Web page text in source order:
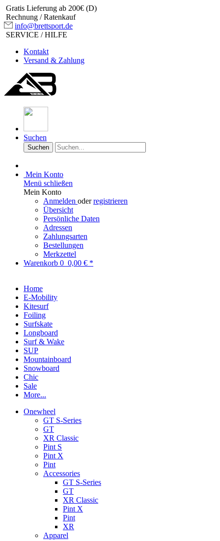
Gratis Lieferung ab 200€ (D)
Rechnung / Ratenkauf
info@brettsport.de
SERVICE / HILFE
Kontakt
Versand & Zahlung
Suchen
Suchen
Mein Konto
Menü schließen
Mein Konto
Anmelden oderregistrieren
Übersicht
Persönliche Daten
Adressen
Zahlungsarten
Bestellungen
Merkzettel
Warenkorb 0 0,00 € *
Home
E-Mobility
Kitesurf
Foiling
Surfskate
Longboard
Surf & Wake
SUP
Mountainboard
Snowboard
Chic
Sale
More...
Onewheel
GT S-Series
GT
XR Classic
Pint S
Pint X
Pint
Accessories
GT S-Series
GT
XR Classic
Pint X
Pint
XR
Apparel